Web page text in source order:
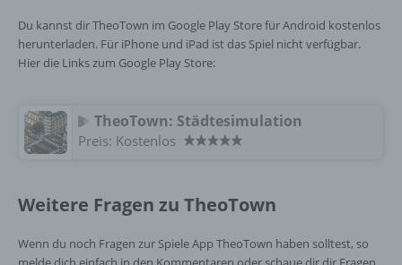
Du kannst dir TheoTown im Google Play Store für Android kostenlos
herunterladen. Für iPhone und iPad ist das Spiel nicht verfügbar.
Hier die Links zum Google Play Store:
TheoTown: Städtesimulation
Preis: Kostenlos
Weitere Fragen zu TheoTown
Wenn du noch Fragen zur Spiele App TheoTown haben solltest, so
informierter Weise und unmissverständlich
abgegebene Willensbekundung in Form
einer Erklärung oder einer sonstigen
sie mit der Verarbeitung der sie betreffenden
personenbezogenen Daten einverstanden
ist.
Name und Anschrift des für die Verarbeitung